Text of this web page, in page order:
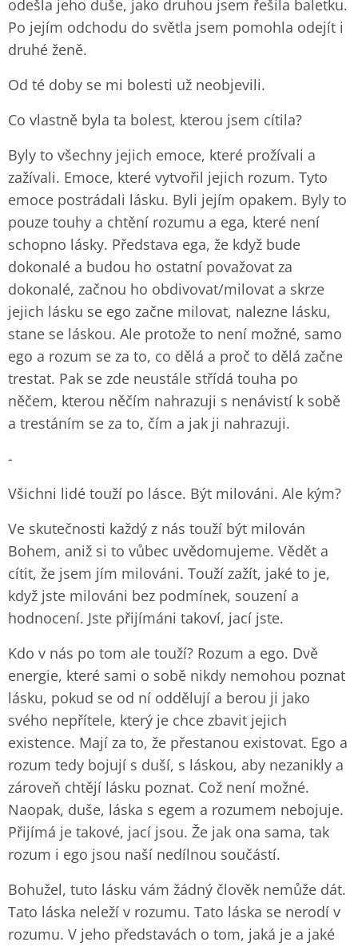
odešla jeho duše, jako druhou jsem řešila baletku.
Po jejím odchodu do světla jsem pomohla odejít i
druhé ženě.
Od té doby se mi bolesti už neobjevili.
Co vlastně byla ta bolest, kterou jsem cítila?
Byly to všechny jejich emoce, které prožívali a
zažívali. Emoce, které vytvořil jejich rozum. Tyto
emoce postrádali lásku. Byli jejím opakem. Byly to
pouze touhy a chtění rozumu a ega, které není
schopno lásky. Představa ega, že když bude
dokonalé a budou ho ostatní považovat za
dokonalé, začnou ho obdivovat/milovat a skrze
jejich lásku se ego začne milovat, nalezne lásku,
stane se láskou. Ale protože to není možné, samo
ego a rozum se za to, co dělá a proč to dělá začne
trestat. Pak se zde neustále střídá touha po
něčem, kterou něčím nahrazuji s nenávistí k sobě
a trestáním se za to, čím a jak ji nahrazuji.
-
Všichni lidé touží po lásce. Být milováni. Ale kým?
Ve skutečnosti každý z nás touží být milován
Bohem, aniž si to vůbec uvědomujeme. Vědět a
cítit, že jsem jím milováni. Touží zažít, jaké to je,
když jste milováni bez podmínek, souzení a
hodnocení. Jste přijímáni takoví, jací jste.
Kdo v nás po tom ale touží? Rozum a ego. Dvě
energie, které sami o sobě nikdy nemohou poznat
lásku, pokud se od ní oddělují a berou ji jako
svého nepřítele, který je chce zbavit jejich
existence. Mají za to, že přestanou existovat. Ego a
rozum tedy bojují s duší, s láskou, aby nezanikly a
zároveň chtějí lásku poznat. Což není možné.
Naopak, duše, láska s egem a rozumem nebojuje.
Přijímá je takové, jací jsou. Že jak ona sama, tak
rozum i ego jsou naší nedílnou součástí.
Bohužel, tuto lásku vám žádný člověk nemůže dát.
Tato láska neleží v rozumu. Tato láska se nerodí v
rozumu. V jeho představách o tom, jaká je a jaké